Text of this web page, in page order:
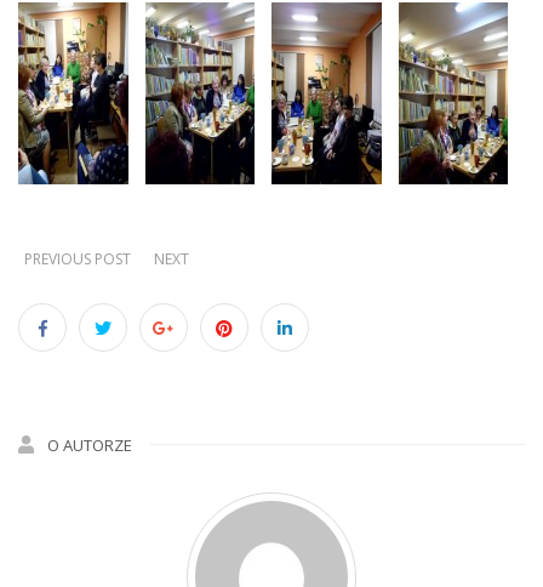
PREVIOUS POST NEXT
O AUTORZE